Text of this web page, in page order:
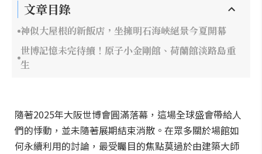
文章目錄
神似大屋根的新飯店，坐擁明石海峽絕景今夏開幕
世博記憶未完待續！原子小金剛館、荷蘭館淡路島重
生
隨著2025年大阪世博會圓滿落幕，這場全球盛會帶給人
們的悸動，並未隨著展期結束消散。在眾多關於場館如
何永續利用的討論，最受矚目的焦點莫過於由建築大師